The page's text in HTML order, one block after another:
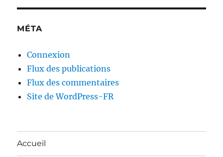
MÉTA
Connexion
Flux des publications
Flux des commentaires
Site de WordPress-FR
Accueil